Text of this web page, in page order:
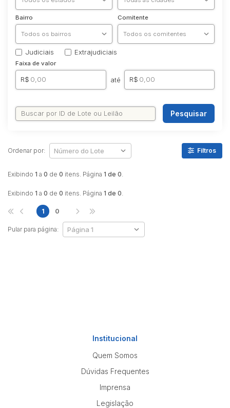
Bairro Comitente
Judiciais Extrajudiciais
Faixa de valor
R$ até R$
Pesquisar
Exibindo 1 a 0 de 0 itens. Página 1 de 0.
Ordenar por: Filtros
Exibindo 1 a 0 de 0 itens. Página 1 de 0.
Pular para página:
1 0
Institucional
Quem Somos
Dúvidas Frequentes
Imprensa
Legislação